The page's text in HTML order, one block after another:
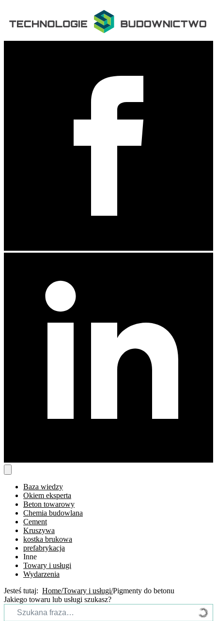
Baza wiedzy
Okiem eksperta
Beton towarowy
Chemia budowlana
Cement
Kruszywa
kostka brukowa
prefabrykacja
Inne
Towary i usługi
Wydarzenia
Jesteś tutaj: Home Towary i usługi Pigmenty do betonu
Jakiego towaru lub usługi szukasz?